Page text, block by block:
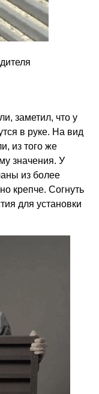
заметил, что у
в руке. На вид
из того же
значения. У
из более
крепче. Согнуть
для установки